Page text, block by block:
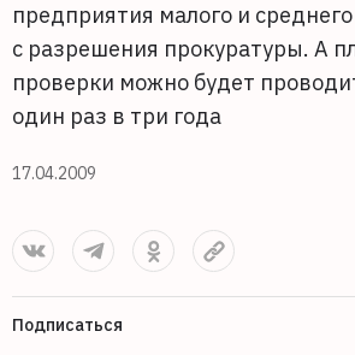
предприятия малого и
с разрешения прокуратуры. А
проверки можно будет
один раз в три года
17.04.2009
Подписаться